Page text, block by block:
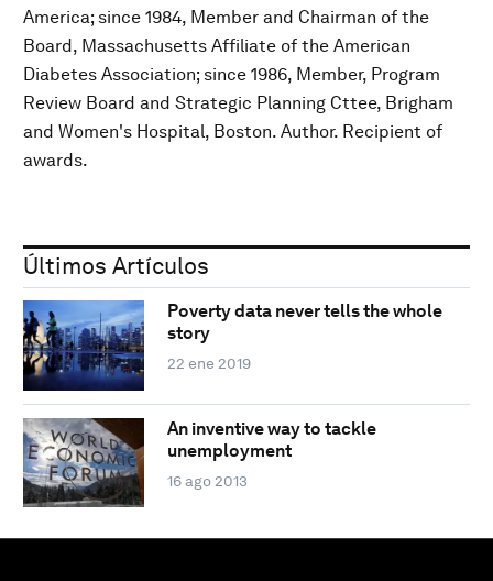
America; since 1984, Member and Chairman of the
Board, Massachusetts Affiliate of the American
Diabetes Association; since 1986, Member, Program
Review Board and Strategic Planning Cttee, Brigham
and Women's Hospital, Boston. Author. Recipient of
awards.
Últimos Artículos
Poverty data never tells the whole
story
22 ene 2019
An inventive way to tackle
unemployment
16 ago 2013